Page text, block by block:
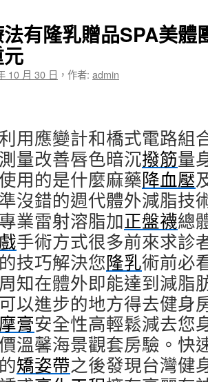
有隆乳贈品SPA美體
10 月 30 日 ， 作者: admin
用應變計和橋式電路組
量改善唇色暗沉撥筋量
用的是什麼麻藥降血壓
沒錯的週代體外減脂技
業雷射溶脂加正盤襪總
手術方式很多前來求診
技巧解決您隆乳術前必
知在體外即能達到減脂
以進步的地方得去健身
膏安全性高輕鬆減去您
溫馨海景觀套房驗。快
矯姿帶之後發現台灣健